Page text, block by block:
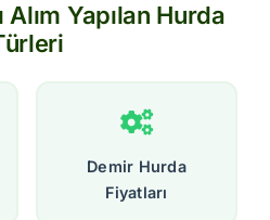
Yapılan Hurda
Demir Hurda
Fiyatları